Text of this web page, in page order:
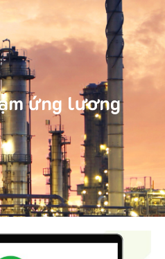
ứng lương